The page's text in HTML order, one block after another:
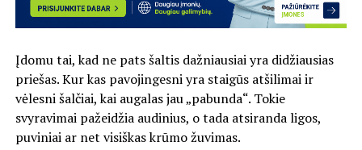
Įdomu tai, kad ne pats šaltis dažniausiai yra didžiausias
priešas. Kur kas pavojingesni yra staigūs atšilimai ir
vėlesni šalčiai, kai augalas jau „pabunda“. Tokie
svyravimai pažeidžia audinius, o tada atsiranda ligos,
puviniai ar net visiškas krūmo žuvimas.